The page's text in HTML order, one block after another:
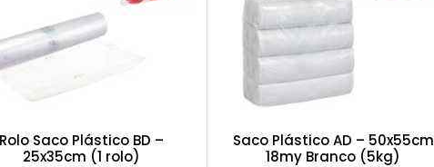
Saco Plástico BD –
25x35cm (1 rolo)
Saco Plástico AD – 50x55cm
18my Branco (5kg)